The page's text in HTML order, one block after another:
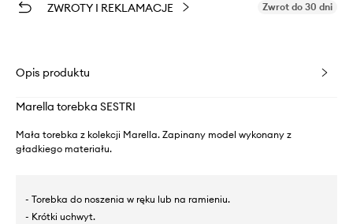
ZWROTY I REKLAMACJE Zwrot do 30 dni
Opis produktu
Marella torebka SESTRI
Mała torebka z kolekcji Marella. Zapinany model wykonany z
gładkiego materiału.
- Torebka do noszenia w ręku lub na ramieniu.
- Krótki uchwyt.